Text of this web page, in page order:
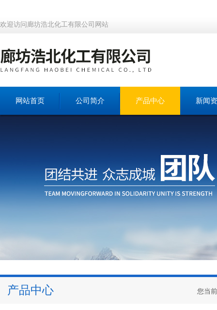
欢迎访问廊坊浩北化工有限公司网站
网站首页 公司简介 产品中心 新闻
产品中心 您当